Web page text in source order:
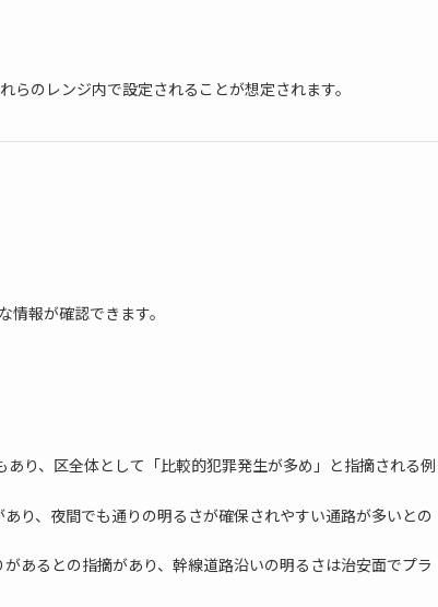
らのレンジ内で設定されることが想定されます。
報が確認できます。
り、区全体として「比較的犯罪発生が多め」と指摘される例
り、夜間でも通りの明るさが確保されやすい通路が多いとの
あるとの指摘があり、幹線道路沿いの明るさは治安面でプラ